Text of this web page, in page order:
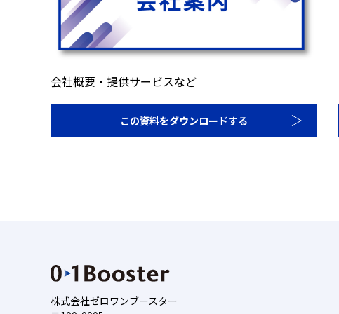
会社概要・提供サービスなど
この資料をダウンロードする
株式会社ゼロワンブースター